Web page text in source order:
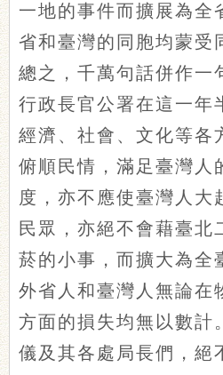
一地的事件而擴展為全
省和臺灣的同胞均蒙受
總之，千萬句話併作一
行政長官公署在這一年
經濟、社會、文化等各
俯順民情，滿足臺灣人
度，亦不應使臺灣人大
民眾，亦絕不會藉臺北
菸的小事，而擴大為全
外省人和臺灣人無論在
方面的損失均無以數計
儀及其各處局長們，絕